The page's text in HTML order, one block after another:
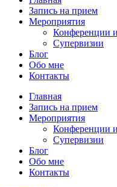
Запись на прием
Мероприятия
Конференции
Супервизии
Блог
Обо мне
Контакты
Главная
Запись на прием
Мероприятия
Конференции
Супервизии
Блог
Обо мне
Контакты